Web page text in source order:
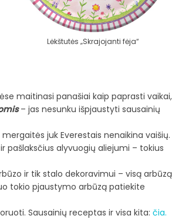
Lėkštutės „Skrajojanti fėja“
maitinasi panašiai kaip paprasti vaikai,
– jas nesunku išpjaustyti sausainių
juk Everestais nenaikina vaišių.
pašlaksčius alyvuogių aliejumi – tokius
ir tik stalo dekoravimui – visą arbūzą
tokio pjaustymo arbūzą patiekite
Sausainių receptas ir visa kita: čia.